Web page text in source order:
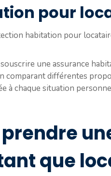
pour
habitation pour
une assurance
comparant différentes
à chaque situation
que